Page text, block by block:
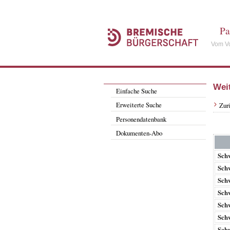
Vom
Einfache Suche
Erweiterte Suche
Personendatenbank
Dokumenten-Abo